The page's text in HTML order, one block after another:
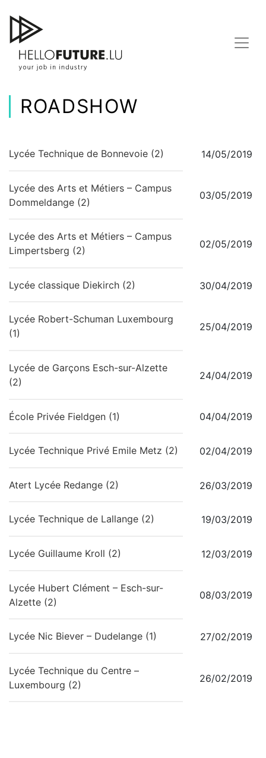
content
ROADSHOW
Lycée Technique de Bonnevoie (2) 14/05/2019
Lycée des Arts et Métiers – Campus
Dommeldange (2)
03/05/2019
Lycée des Arts et Métiers – Campus
Limpertsberg (2)
02/05/2019
Lycée classique Diekirch (2) 30/04/2019
Lycée Robert-Schuman Luxembourg
(1)
25/04/2019
Lycée de Garçons Esch-sur-Alzette
(2)
24/04/2019
École Privée Fieldgen (1) 04/04/2019
Lycée Technique Privé Emile Metz (2) 02/04/2019
Atert Lycée Redange (2) 26/03/2019
Lycée Technique de Lallange (2) 19/03/2019
Lycée Guillaume Kroll (2) 12/03/2019
Lycée Hubert Clément – Esch-sur-
Alzette (2)
08/03/2019
Lycée Nic Biever – Dudelange (1) 27/02/2019
Lycée Technique du Centre –
Luxembourg (2)
26/02/2019